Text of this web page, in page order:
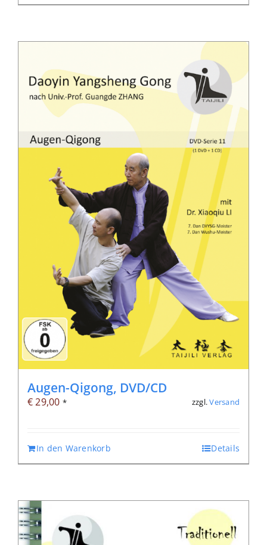
Augen-Qigong, DVD/CD
€29,00 * zzgl.Versand
In den Warenkorb Details